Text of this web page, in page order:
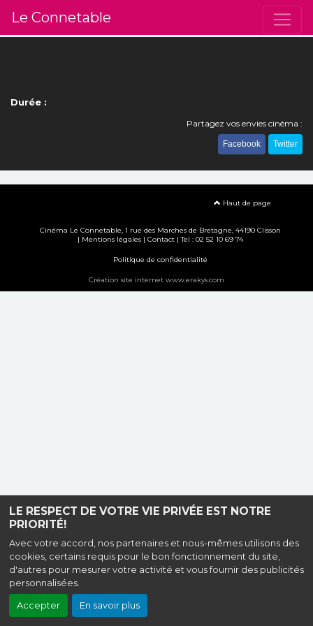
LE RESPECT DE VOTRE VIE PRIVÉE EST NOTRE
PRIORITÉ!
Avec votre accord, nos partenaires et nous-mêmes utilisons des
cookies, certains requis pour le bon fonctionnement du site,
d'autres pour mesurer votre activité et vous fournir des publicités
personnalisées.
Accepter En savoir plus
Le Connetable
Durée :
Partagez vos envies cinéma :
Facebook Twitter
Haut de page
Cinéma Le Connetable, 1 rue des Marches de Bretagne, 44190 Clisson
| Mentions légales| Contact| Tel : 02 52 10 69 74
Politique de confidentialité
Création site internet www.erakys.com